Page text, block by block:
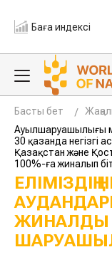
Баға индексі
Басты бет
Ауылшаруашылығы
30 қазанда негізгі
Қазақстан және
100%-ға жиналып
ЕЛІМІЗДІҢ
ЖИНАЛДЫ